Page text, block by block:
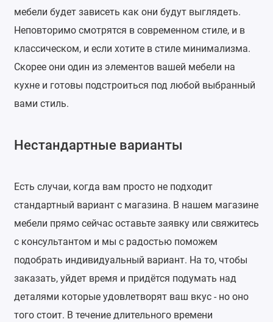
мебели будет зависеть как они будут выглядеть.
Неповторимо смотрятся в современном стиле, и в
классическом, и если хотите в стиле минимализма.
Скорее они один из элементов вашей мебели на
кухне и готовы подстроиться под любой выбранный
вами стиль.
Нестандартные варианты
Есть случаи, когда вам просто не подходит
стандартный вариант с магазина. В нашем магазине
мебели прямо сейчас оставьте заявку или свяжитесь
с консультантом и мы с радостью поможем
подобрать индивидуальный вариант. На то, чтобы
заказать, уйдет время и придётся подумать над
деталями которые удовлетворят ваш вкус - но оно
того стоит. В течение длительного времени